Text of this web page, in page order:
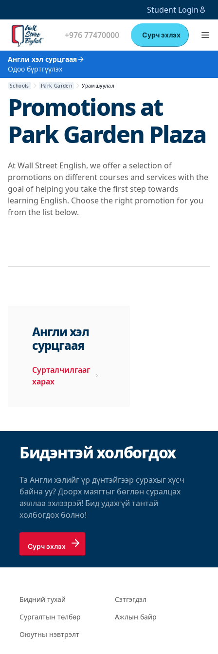
Student Login
+976 77470000 Сурч эхлэх
Англи хэл сурцгаая
Одоо бүртгүүлэх
Schools Park Garden Урамшуулал
Promotions at
Park Garden Plaza
At Wall Street English, we offer a selection of
promotions on different courses and services with the
goal of helping you take the first step towards
learning English. Choose the right promotion for you
from the list below.
Англи хэл
сурцгаая
Сурталчилгааг
харах
Бидэнтэй холбогдох
Та Англи хэлийг үр дүнтэйгээр сурахыг хүсч
байна уу? Доорх маягтыг бөглөн суралцах
аяллаа эхлээрэй! Бид удахгүй тантай
холбогдох болно!
Сурч эхлэх
Бидний тухай
Сургалтын төлбөр
Оюутны нэвтрэлт
Сэтгэгдэл
Ажлын байр